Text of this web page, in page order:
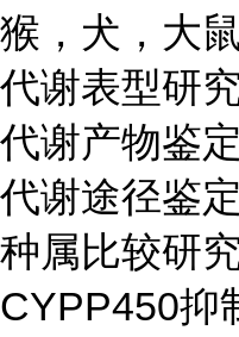
猴，犬，大
代谢表型研
代谢产物鉴定
代谢途径鉴定
种属比较研
CYPP450抑